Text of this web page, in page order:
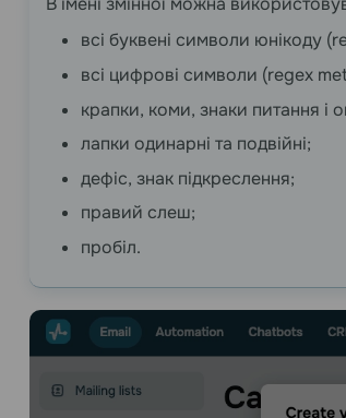
всі буквені символи юнікоду
всі цифрові символи (regex
крапки, коми, знаки питання і
лапки одинарні та подвійні;
дефіс, знак підкреслення;
правий слеш;
пробіл.